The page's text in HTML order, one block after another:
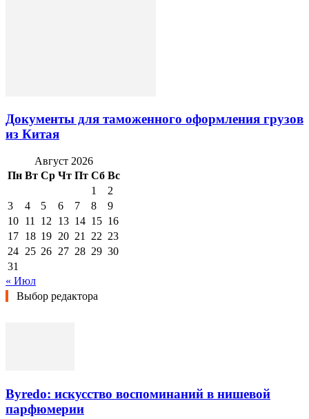
Документы для таможенного оформления грузов
из Китая
Август 2026
Пн Вт Ср Чт Пт Сб Вс
1
2
3
4 5 6 7 8
9
10 11 12 13 14 15 16
17 18 19 20 21 22 23
24 25 26 27 28 29 30
31
« Июл
Выбор редактора
Byredo: искусство воспоминаний в нишевой
парфюмерии